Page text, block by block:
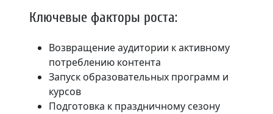
Ключевые факторы роста:
Возвращение аудитории к активному
потреблению контента
Запуск образовательных программ и
курсов
Подготовка к праздничному сезону